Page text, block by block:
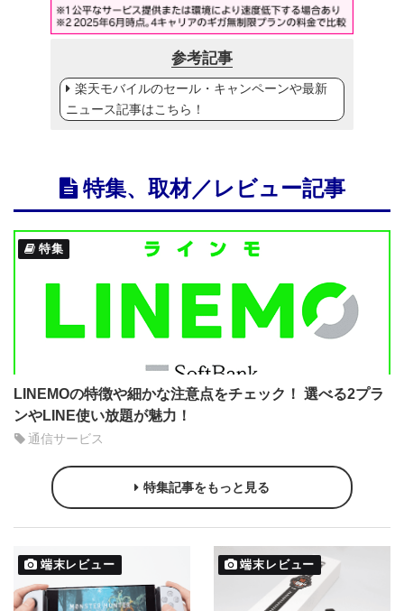
参考記事
楽天モバイルのセール・キャンペーンや最新
ニュース記事はこちら！
特集、取材／レビュー記事
特集
LINEMOの特徴や細かな注意点をチェック！ 選べる2プラ
ンやLINE使い放題が魅力！
通信サービス
特集記事をもっと見る
端末レビュー 端末レビュー